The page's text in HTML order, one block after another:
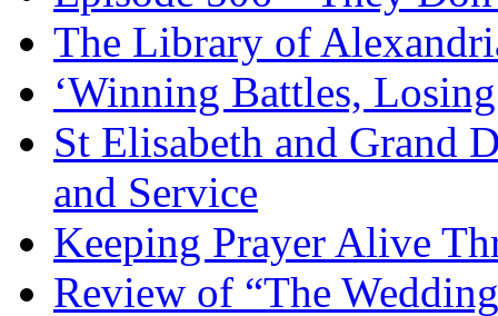
The Library of
‘Winning Battles, Losing
St Elisabeth and Grand
and Service
Keeping Prayer Alive
Review of “The